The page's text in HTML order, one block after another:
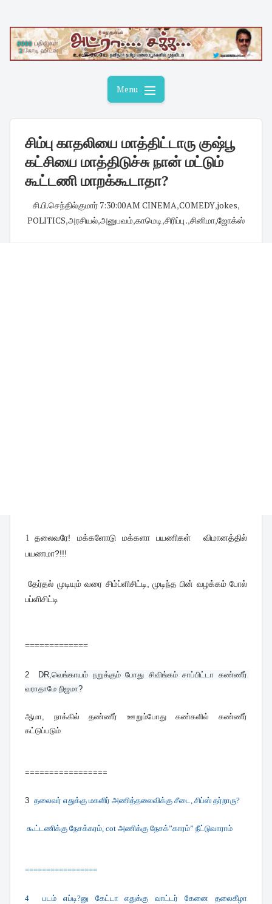
content
Menu
சிம்பு காதலியை மாத்திட்டாரு குஷ்பூ
கட்சியை மாத்திடுச்சு நான் மட்டும்
கூட்டணி மாறக்கூடாதா?
சி.பி.செந்தில்குமார்· 7:30:00 AM CINEMA,COMEDY,jokes,
POLITICS,அரசியல்,அனுபவம்,காமெடி,சிரிப்பு .,சினிமா,ஜோக்ஸ்
1தலைவரே! மக்களோடு மக்களா பயணிகள் விமானத்தில்
பயணமா?!!!
தேர்தல் முடியும் வரை சிம்ப்ளிசிட்டி, முடிந்த பின் வழக்கம் போல்
பப்ளிசிட்டி
=============
2
DR,வெங்காயம் நறுக்கும் போது சிவிங்கம் சாப்பிட்டா கண்ணீர்
வராதாமே நிஜமா?
ஆமா, நாக்கில் தண்ணீர் ஊறும்போது கண்களில் கண்ணீர்
கட்டுப்படும்
=================
3 தலைவர் எதுக்கு மகளிர் அணித்தலைவிக்கு சீடை, சிப்ஸ் தர்றாரு?
கூட்டணிக்கு நேசக்கரம், cot அணிக்கு நேசக்”காரம்” நீட்டுவாராம்
=================
4 படம் எப்டி?னு கேட்டா எதுக்கு வாட்டர் கேனை தலைகீழா